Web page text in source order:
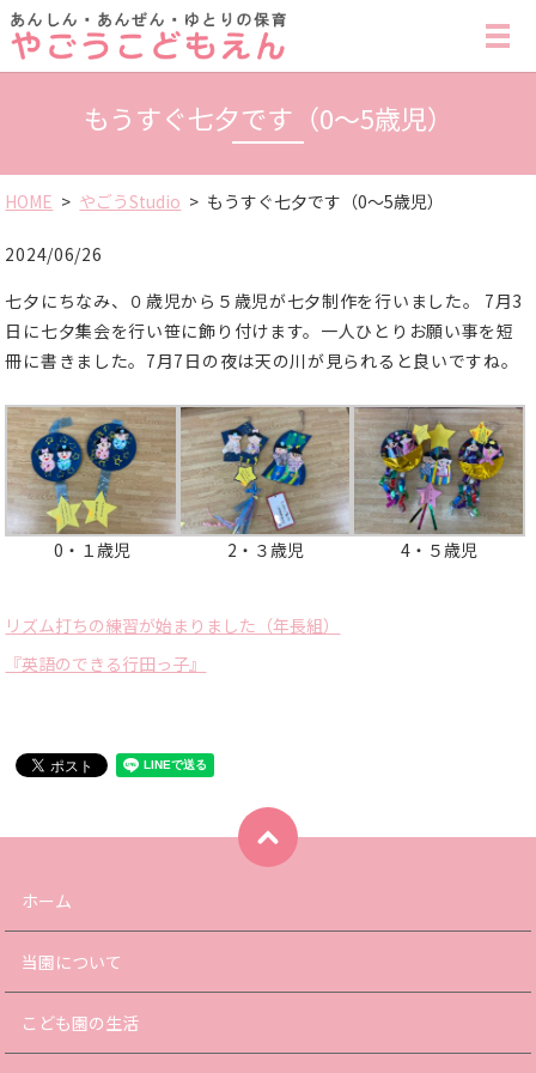
もうすぐ七夕です（0〜5歳児）
HOME やごうStudio もうすぐ七夕です（0〜5歳児）
2024/06/26
七夕にちなみ、０歳児から５歳児が七夕制作を行いました。 7月3
日に七夕集会を行い笹に飾り付けます。一人ひとりお願い事を短
冊に書きました。7月7日の夜は天の川が見られると良いですね。
0・１歳児 2・３歳児 4・５歳児
リズム打ちの練習が始まりました（年長組）
『英語のできる行田っ子』
ホーム
当園について
こども園の生活